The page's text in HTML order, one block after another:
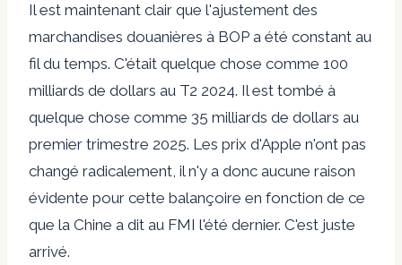
Il est maintenant clair que l'ajustement des
marchandises douanières à BOP a été constant au
fil du temps. C'était quelque chose comme 100
milliards de dollars au T2 2024. Il est tombé à
quelque chose comme 35 milliards de dollars au
premier trimestre 2025. Les prix d'Apple n'ont pas
changé radicalement, il n'y a donc aucune raison
évidente pour cette balançoire en fonction de ce
que la Chine a dit au FMI l'été dernier. C'est juste
arrivé.